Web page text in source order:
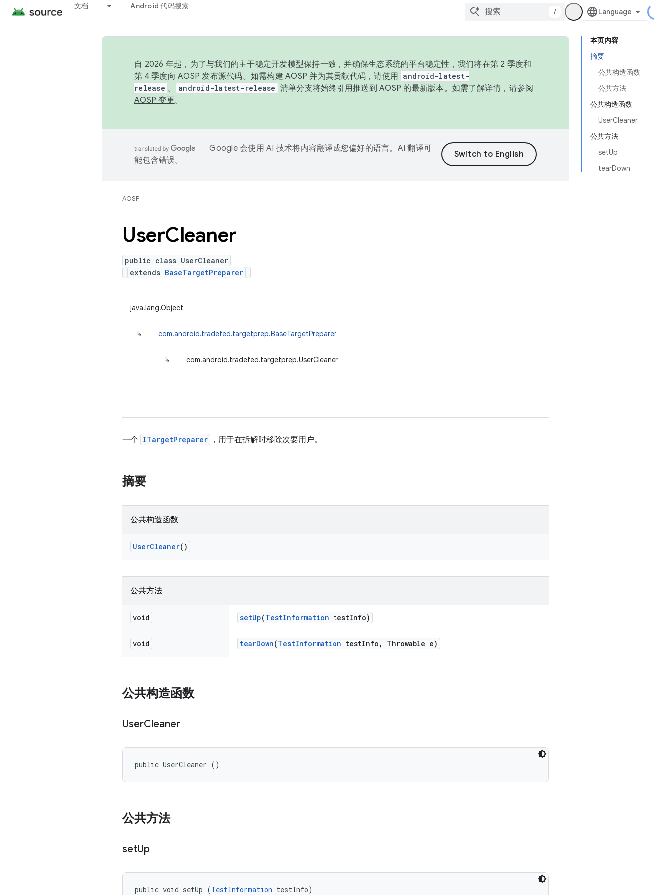
文档 Android 代码搜索
/
本页内容
摘要
公共构造函数
公共方法
公共构造函数
UserCleaner
公共方法
setUp
tearDown
自 2026 年起，为了与我们的主干稳定开发模型保持一致，并确保生态系统的平台稳定性，我们将在第 2 季度和
第 4 季度向 AOSP 发布源代码。如需构建 AOSP 并为其贡献代码，请使用 android-latest-
release 。 android-latest-release 清单分支将始终引用推送到 AOSP 的最新版本。如需了解详情，请参阅
AOSP 变更。
Google 会使用 AI 技术将内容翻译成您偏好的语言。AI 翻译可
能包含错误。
AOSP
UserCleaner
public class UserCleaner
extends BaseTargetPreparer
java.lang.Object
↳ com.android.tradefed.targetprep.BaseTargetPreparer
↳ com.android.tradefed.targetprep.UserCleaner
一个 ITargetPreparer ，用于在拆解时移除次要用户。
摘要
公共构造函数
UserCleaner()
公共方法
void setUp(TestInformation testInfo)
void tearDown(TestInformation testInfo , Throwable e)
公共构造函数
UserCleaner
public UserCleaner ()
公共方法
setUp
public void setUp (TestInformation testInfo)